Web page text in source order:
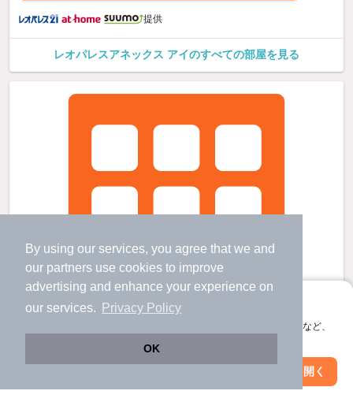
By using our services, you agree that we and
our partners use cookies to improve
advertising and enhance your experience on
our services.
Privacy Policy
OK
アプリに切り替えて、サクサクお部屋探し
会員登録なしですぐ使える。マップ検索やお気に入り保存など、
アプリを開く
提供
レオパレスアネックス アイのすべての部屋を見る
絞り込み条件を変更